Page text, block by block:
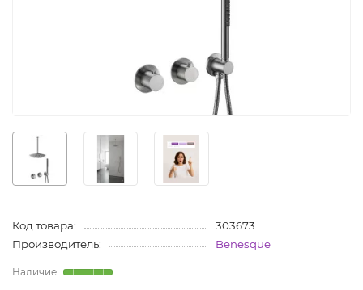
Код товара:
303673
Производитель:
Benesque